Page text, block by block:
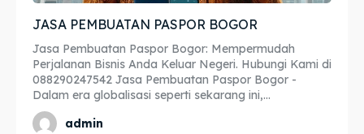
Asuransi
Blog
Asuransi
Blog
JASA PEMBUATAN PASPOR BOGOR
Jasa Pembuatan Paspor Bogor: Mempermudah
Perjalanan Bisnis Anda Keluar Negeri. Hubungi Kami di
088290247542 Jasa Pembuatan Paspor Bogor -
Dalam era globalisasi seperti sekarang ini,...
admin